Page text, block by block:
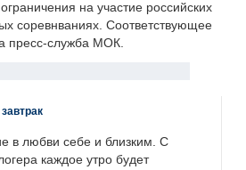
на участие российских
соревнваниях. Соответствующее
пресс-служба МОК.
в любви себе и близким. С
каждое утро будет